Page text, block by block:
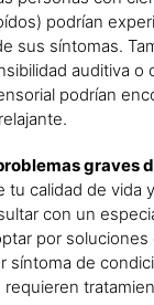
podrían
sus síntomas.
auditiva o
podrían
graves
tu calidad de vida
con un
por soluciones
síntoma de